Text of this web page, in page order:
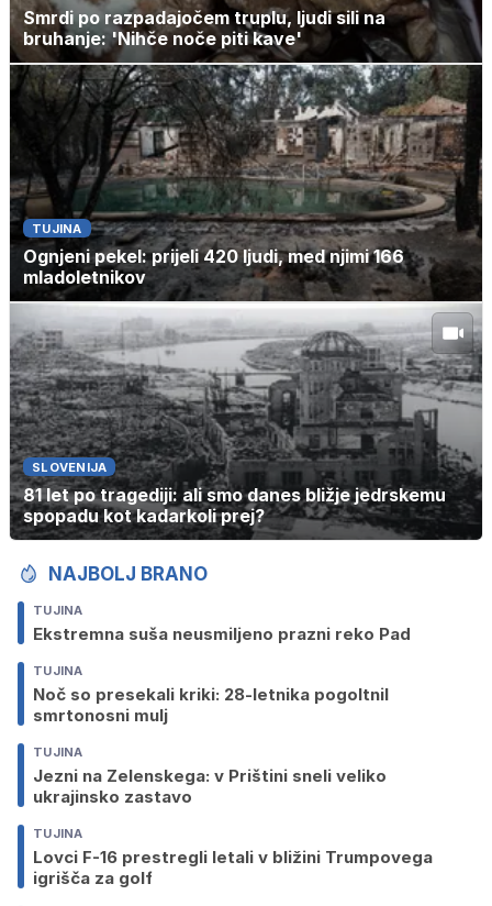
Smrdi po razpadajočem truplu, ljudi sili na
bruhanje: 'Nihče noče piti kave'
TUJINA
Ognjeni pekel: prijeli 420 ljudi, med njimi 166
mladoletnikov
SLOVENIJA
81 let po tragediji: ali smo danes bližje jedrskemu
spopadu kot kadarkoli prej?
NAJBOLJ BRANO
TUJINA
Ekstremna suša neusmiljeno prazni reko Pad
TUJINA
Noč so presekali kriki: 28-letnika pogoltnil
smrtonosni mulj
TUJINA
Jezni na Zelenskega: v Prištini sneli veliko
ukrajinsko zastavo
TUJINA
Lovci F-16 prestregli letali v bližini Trumpovega
igrišča za golf